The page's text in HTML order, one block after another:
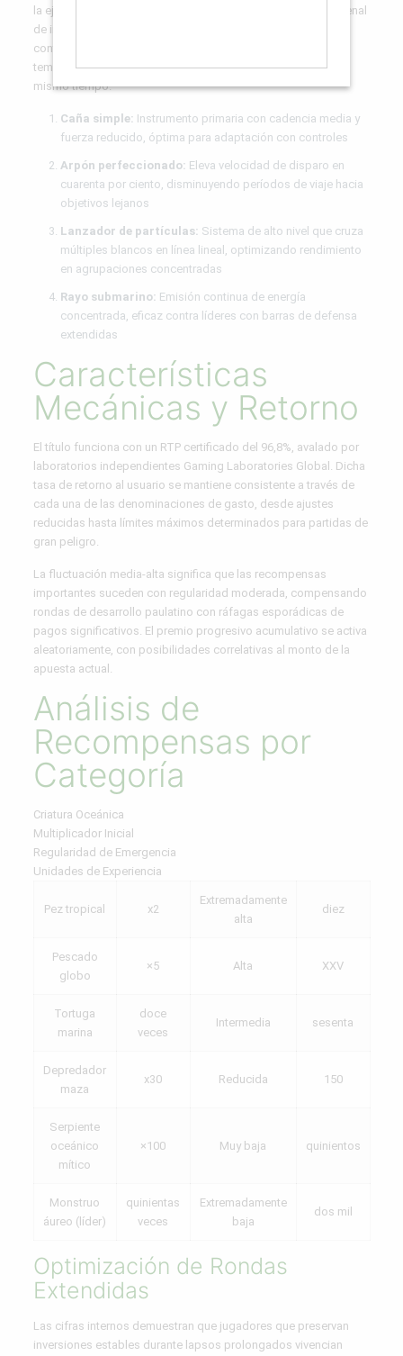
la ejercicio permanente y el refinamiento de destrezas. El arsenal
de inicio dispara proyectiles elementales, mientras que
configuraciones de alto nivel comprenden proyectiles de alta
temperatura hábil de destruir bancos enteros de especies al
mismo tiempo.
Caña simple: Instrumento primaria con cadencia media y
fuerza reducido, óptima para adaptación con controles
Arpón perfeccionado: Eleva velocidad de disparo en
cuarenta por ciento, disminuyendo períodos de viaje hacia
objetivos lejanos
Lanzador de partículas: Sistema de alto nivel que cruza
múltiples blancos en línea lineal, optimizando rendimiento
en agrupaciones concentradas
Rayo submarino: Emisión continua de energía
concentrada, eficaz contra líderes con barras de defensa
extendidas
Características
Mecánicas y Retorno
El título funciona con un RTP certificado del 96,8%, avalado por
laboratorios independientes Gaming Laboratories Global. Dicha
tasa de retorno al usuario se mantiene consistente a través de
cada una de las denominaciones de gasto, desde ajustes
reducidas hasta límites máximos determinados para partidas de
gran peligro.
La fluctuación media-alta significa que las recompensas
importantes suceden con regularidad moderada, compensando
rondas de desarrollo paulatino con ráfagas esporádicas de
pagos significativos. El premio progresivo acumulativo se activa
aleatoriamente, con posibilidades correlativas al monto de la
apuesta actual.
Análisis de
Recompensas por
Categoría
Criatura Oceánica
Multiplicador Inicial
Regularidad de Emergencia
Unidades de Experiencia
Pez tropical x2
Extremadamente
alta
diez
Pescado
globo
×5 Alta XXV
Tortuga
marina
doce
veces
Intermedia sesenta
Depredador
maza
x30 Reducida 150
Serpiente
oceánico
mítico
×100 Muy baja quinientos
Monstruo
áureo (líder)
quinientas
veces
Extremadamente
baja
dos mil
Optimización de Rondas
Extendidas
Las cifras internos demuestran que jugadores que preservan
inversiones estables durante lapsos prolongados vivencian